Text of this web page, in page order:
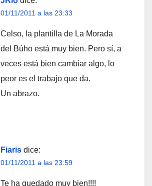
01/11/2011 a las 23:33
Celso, la plantilla de La Morada
del Búho está muy bien. Pero sí, a
veces está bien cambiar algo, lo
peor es el trabajo que da.
Un abrazo.
Fiaris dice:
01/11/2011 a las 23:59
Te ha quedado muy bien!!!!